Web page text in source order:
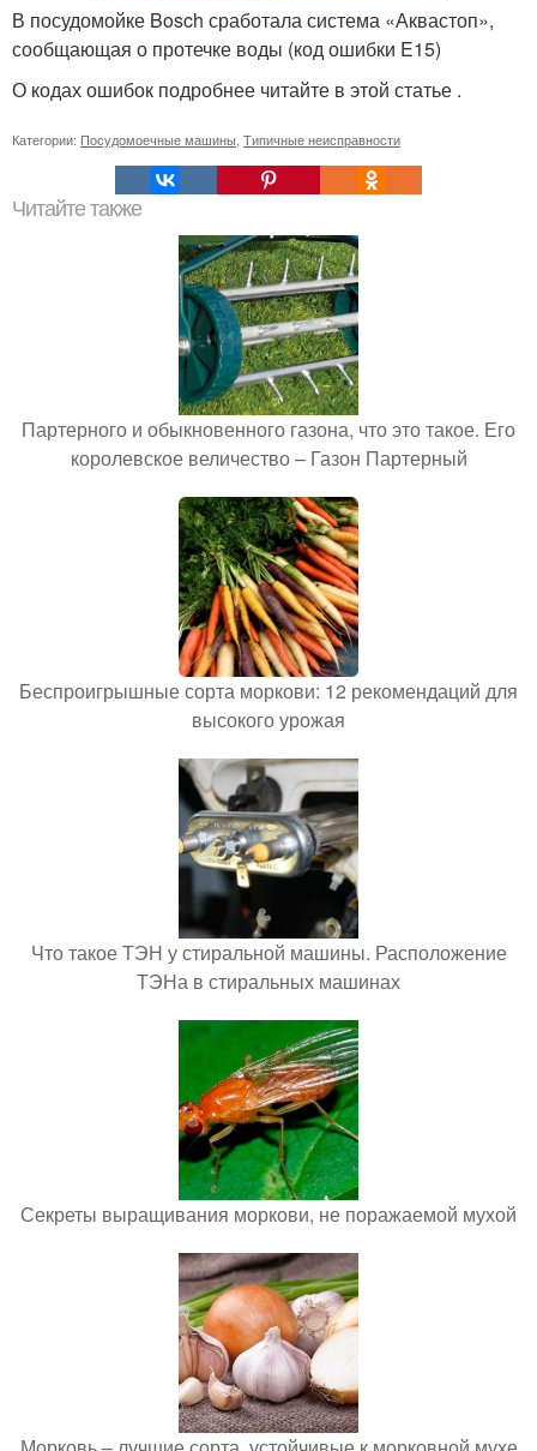
В посудомойке Bosch сработала система «Аквастоп»,
сообщающая о протечке воды (код ошибки E15)
О кодах ошибок подробнее читайте в этой статье .
Категории: Посудомоечные машины Типичные неисправности
Читайте также
Партерного и обыкновенного газона, что это такое. Его
королевское величество – Газон Партерный
Беспроигрышные сорта моркови: 12 рекомендаций для
высокого урожая
Что такое ТЭН у стиральной машины. Расположение
ТЭНа в стиральных машинах
Секреты выращивания моркови, не поражаемой мухой